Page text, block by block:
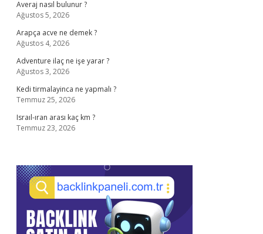
Averaj nasıl bulunur ?
Ağustos 5, 2026
Arapça acve ne demek ?
Ağustos 4, 2026
Adventure ilaç ne işe yarar ?
Ağustos 3, 2026
Kedi tirmalayinca ne yapmalı ?
Temmuz 25, 2026
Israıl-ıran arası kaç km ?
Temmuz 23, 2026